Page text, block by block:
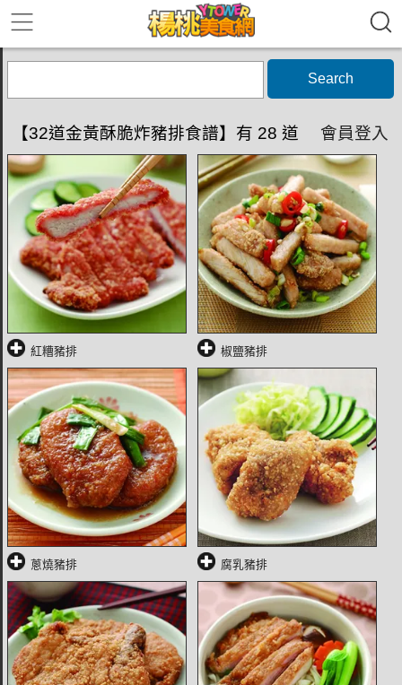
Search
【32道金黃酥脆炸豬排食譜】有 28 道 會員登入
紅糟豬排 椒鹽豬排
蔥燒豬排 腐乳豬排